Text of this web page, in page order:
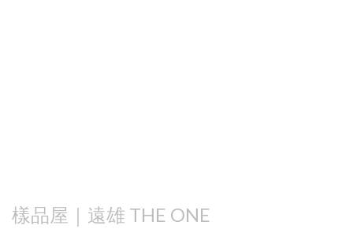
樣品屋｜遠雄 THE ONE